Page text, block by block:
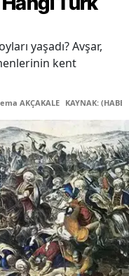
yaşadı? Avşar,
kent
AKÇAKALE KAYNAK: